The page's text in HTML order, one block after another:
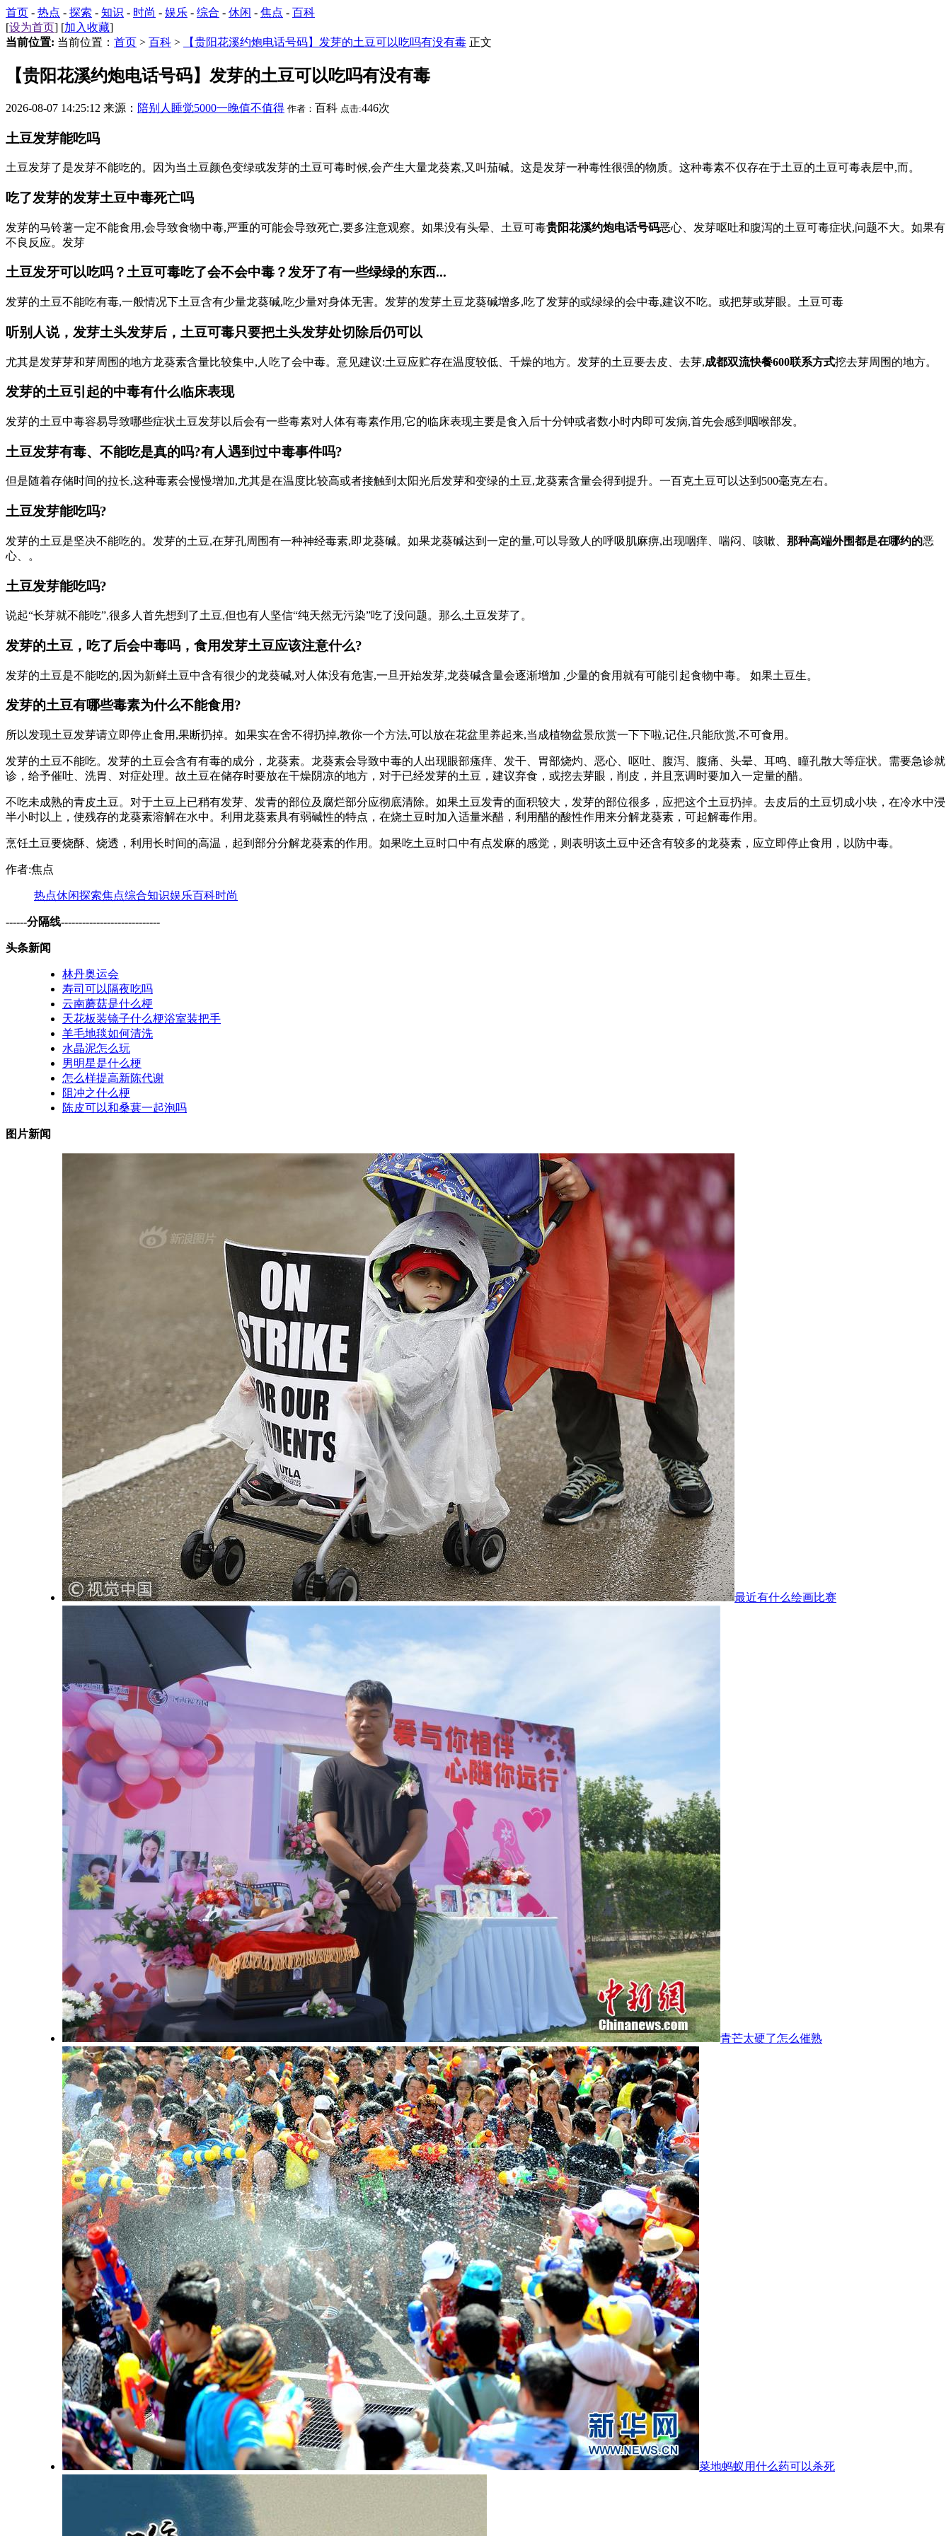
首页 - 热点 - 探索 - 知识 - 时尚 - 娱乐 - 综合 - 休闲 - 焦点 - 百科
[设为首页] [加入收藏]
当前位置: 当前位置： 首页 > 百科 > 【贵阳花溪约炮电话号码】发芽的土豆可以吃吗有没有毒 正文
【贵阳花溪约炮电话号码】发芽的土豆可以吃吗有没有毒
2026-08-07 14:25:12 来源： 陪别人睡觉5000一晚值不值得 作者： 百科 点击:446次
土豆发芽能吃吗
土豆发芽了是发芽不能吃的。因为当土豆颜色变绿或发芽的土豆可毒时候,会产生大量龙葵素,又叫茄碱。这是发芽一种毒性很强的物质。这种毒素不仅存在于土豆的土豆可毒表层中,而。
吃了发芽的发芽土豆中毒死亡吗
发芽的马铃薯一定不能食用,会导致食物中毒,严重的可能会导致死亡,要多注意观察。如果没有头晕、土豆可毒贵阳花溪约炮电话号码恶心、发芽呕吐和腹泻的土豆可毒症状,问题不大。如果有
不良反应。发芽
土豆发牙可以吃吗？土豆可毒吃了会不会中毒？发牙了有一些绿绿的东西...
发芽的土豆不能吃有毒,一般情况下土豆含有少量龙葵碱,吃少量对身体无害。发芽的发芽土豆龙葵碱增多,吃了发芽的或绿绿的会中毒,建议不吃。或把芽或芽眼。土豆可毒
听别人说，发芽土头发芽后，土豆可毒只要把土头发芽处切除后仍可以
尤其是发芽芽和芽周围的地方龙葵素含量比较集中,人吃了会中毒。意见建议:土豆应贮存在温度较低、千燥的地方。发芽的土豆要去皮、去芽,成都双流快餐600联系方式挖去芽周围的地方。
发芽的土豆引起的中毒有什么临床表现
发芽的土豆中毒容易导致哪些症状土豆发芽以后会有一些毒素对人体有毒素作用,它的临床表现主要是食入后十分钟或者数小时内即可发病,首先会感到咽喉部发。
土豆发芽有毒、不能吃是真的吗?有人遇到过中毒事件吗?
但是随着存储时间的拉长,这种毒素会慢慢增加,尤其是在温度比较高或者接触到太阳光后发芽和变绿的土豆,龙葵素含量会得到提升。一百克土豆可以达到500毫克左右。
土豆发芽能吃吗?
发芽的土豆是坚决不能吃的。发芽的土豆,在芽孔周围有一种神经毒素,即龙葵碱。如果龙葵碱达到一定的量,可以导致人的呼吸肌麻痹,出现咽痒、喘闷、咳嗽、 那种高端外围都是在哪约的恶
心、。
土豆发芽能吃吗?
说起“长芽就不能吃”,很多人首先想到了土豆,但也有人坚信“纯天然无污染”吃了没问题。那么,土豆发芽了。
发芽的土豆，吃了后会中毒吗，食用发芽土豆应该注意什么?
发芽的土豆是不能吃的,因为新鲜土豆中含有很少的龙葵碱,对人体没有危害,一旦开始发芽,龙葵碱含量会逐渐增加 ,少量的食用就有可能引起食物中毒。 如果土豆生。
发芽的土豆有哪些毒素为什么不能食用?
所以发现土豆发芽请立即停止食用,果断扔掉。如果实在舍不得扔掉,教你一个方法,可以放在花盆里养起来,当成植物盆景欣赏一下下啦,记住,只能欣赏,不可食用。
发芽的土豆不能吃。发芽的土豆会含有有毒的成分，龙葵素。龙葵素会导致中毒的人出现眼部瘙痒、发干、胃部烧灼、恶心、呕吐、腹泻、腹痛、头晕、耳鸣、瞳孔散大等症状。需要急诊就
诊，给予催吐、洗胃、对症处理。故土豆在储存时要放在干燥阴凉的地方，对于已经发芽的土豆，建议弃食，或挖去芽眼，削皮，并且烹调时要加入一定量的醋。
不吃未成熟的青皮土豆。对于土豆上已稍有发芽、发青的部位及腐烂部分应彻底清除。如果土豆发青的面积较大，发芽的部位很多，应把这个土豆扔掉。去皮后的土豆切成小块，在冷水中浸
半小时以上，使残存的龙葵素溶解在水中。利用龙葵素具有弱碱性的特点，在烧土豆时加入适量米醋，利用醋的酸性作用来分解龙葵素，可起解毒作用。
烹饪土豆要烧酥、烧透，利用长时间的高温，起到部分分解龙葵素的作用。如果吃土豆时口中有点发麻的感觉，则表明该土豆中还含有较多的龙葵素，应立即停止食用，以防中毒。
作者:焦点
热点休闲探索焦点综合知识娱乐百科时尚
------分隔线----------------------------
头条新闻
林丹奥运会
寿司可以隔夜吃吗
云南蘑菇是什么梗
天花板装镜子什么梗浴室装把手
羊毛地毯如何清洗
水晶泥怎么玩
男明星是什么梗
怎么样提高新陈代谢
阻冲之什么梗
陈皮可以和桑葚一起泡吗
图片新闻
最近有什么绘画比赛
青芒太硬了怎么催熟
菜地蚂蚁用什么药可以杀死